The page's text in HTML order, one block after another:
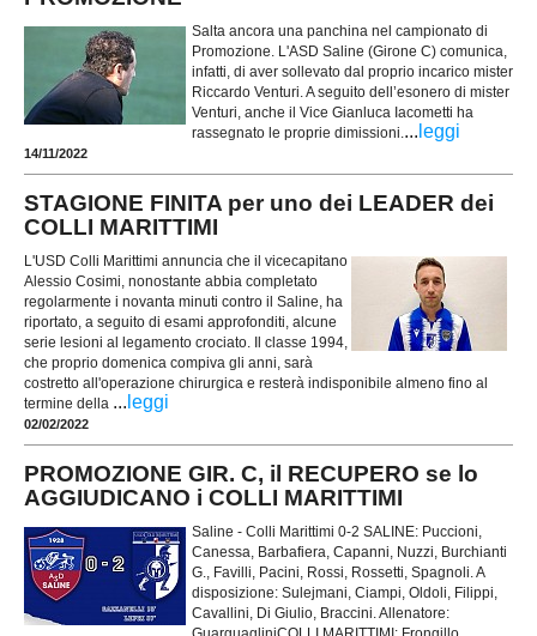
Salta ancora una panchina nel campionato di
Promozione. L'ASD Saline (Girone C) comunica,
infatti, di aver sollevato dal proprio incarico mister
Riccardo Venturi. A seguito dell’esonero di mister
Venturi, anche il Vice Gianluca Iacometti ha
rassegnato le proprie dimissioni.... leggi
14/11/2022
STAGIONE FINITA per uno dei LEADER dei
COLLI MARITTIMI
L'USD Colli Marittimi annuncia che il vicecapitano
Alessio Cosimi, nonostante abbia completato
regolarmente i novanta minuti contro il Saline, ha
riportato, a seguito di esami approfonditi, alcune
serie lesioni al legamento crociato. Il classe 1994,
che proprio domenica compiva gli anni, sarà
costretto all'operazione chirurgica e resterà indisponibile almeno fino al
termine della ... leggi
02/02/2022
PROMOZIONE GIR. C, il RECUPERO se lo
AGGIUDICANO i COLLI MARITTIMI
Saline - Colli Marittimi 0-2 SALINE: Puccioni,
Canessa, Barbafiera, Capanni, Nuzzi, Burchianti
G., Favilli, Pacini, Rossi, Rossetti, Spagnoli. A
disposizione: Sulejmani, Ciampi, Oldoli, Filippi,
Cavallini, Di Giulio, Braccini. Allenatore: